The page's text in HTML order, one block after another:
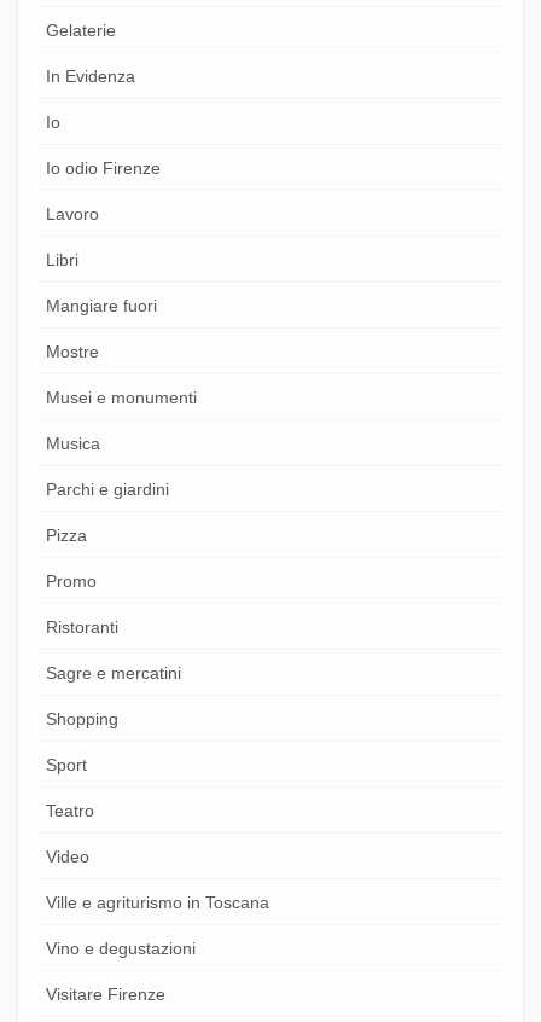
Gelaterie
In Evidenza
Io
Io odio Firenze
Lavoro
Libri
Mangiare fuori
Mostre
Musei e monumenti
Musica
Parchi e giardini
Pizza
Promo
Ristoranti
Sagre e mercatini
Shopping
Sport
Teatro
Video
Ville e agriturismo in Toscana
Vino e degustazioni
Visitare Firenze